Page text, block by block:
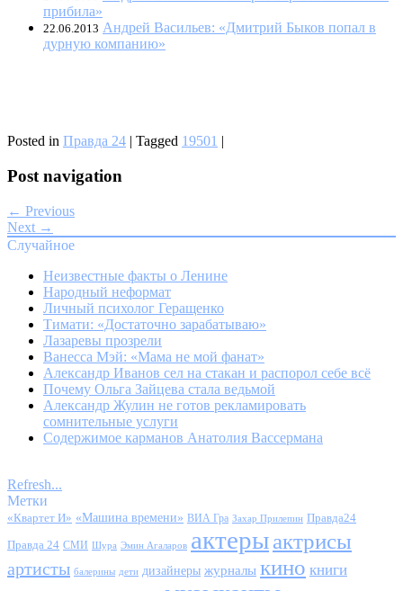
прибила»
22.06.2013 Андрей Васильев: «Дмитрий Быков попал в
дурную компанию»
Posted in Правда 24 | Tagged 19501 |
Post navigation
← Previous
Next →
Случайное
Неизвестные факты о Ленине
Народный неформат
Личный психолог Геращенко
Тимати: «Достаточно зарабатываю»
Лазаревы прозрели
Ванесса Мэй: «Мама не мой фанат»
Александр Иванов сел на стакан и распорол себе всё
Почему Ольга Зайцева стала ведьмой
Александр Жулин не готов рекламировать
сомнительные услуги
Содержимое карманов Анатолия Вассермана
Refresh...
Метки
«Квартет И» «Машина времени» ВИА Гра Захар Прилепин Правда24
Правда 24 СМИ Шура Эмин Агаларов актерыактрисы
артисты балерины дети дизайнеры журналы кино книги